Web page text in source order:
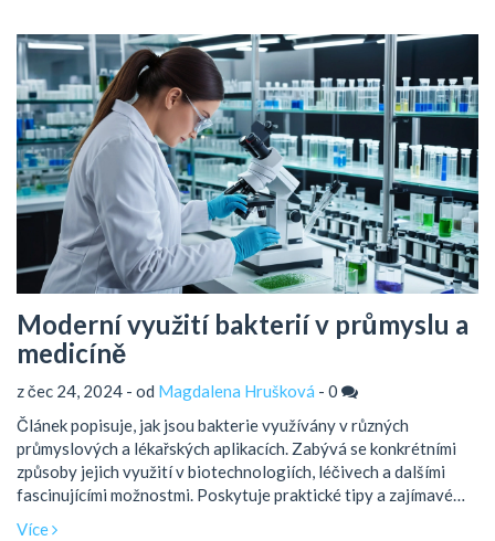
Moderní využití bakterií v průmyslu a
medicíně
z čec 24, 2024 - od Magdalena Hrušková - 0
Článek popisuje, jak jsou bakterie využívány v různých
průmyslových a lékařských aplikacích. Zabývá se konkrétními
způsoby jejich využití v biotechnologiích, léčivech a dalšími
fascinujícími možnostmi. Poskytuje praktické tipy a zajímavé
Více